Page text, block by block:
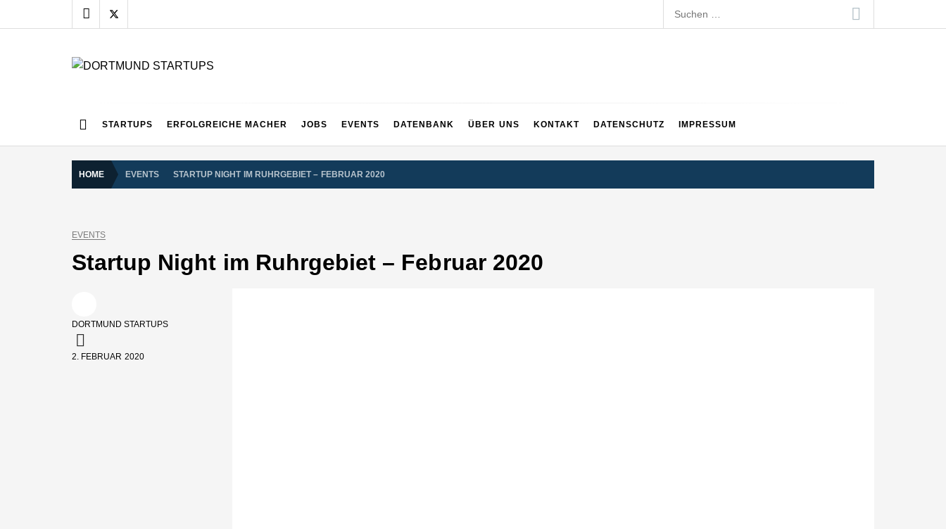
to
Suchen
nach:
STARTUPS ERFOLGREICHE MACHER JOBS EVENTS DATENBANK ÜBER UNS KONTAKT DATENSCHUTZ IMPRESSUM
HOME EVENTS STARTUP NIGHT IM RUHRGEBIET – FEBRUAR 2020
EVENTS
Startup Night im Ruhrgebiet – Februar 2020
DORTMUND STARTUPS
2. FEBRUAR 2020